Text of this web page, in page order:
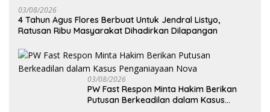
03/08/2026
4 Tahun Agus Flores Berbuat Untuk Jendral Listyo,
Ratusan Ribu Masyarakat Dihadirkan Dilapangan
03/08/2026
PW Fast Respon Minta Hakim Berikan
Putusan Berkeadilan dalam Kasus